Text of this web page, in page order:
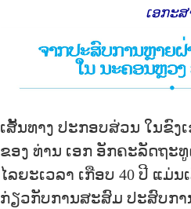
ເອກະ
ເສັ້ນທາງ ປະກອບສ່ວນ ໃນຂົງ
ຂອງ ທ່ານ ເອກ ອັກຄະລັດຖະ
ໄລຍະເວລາ ເກືອບ 40 ປີ ແມ່
ກ່ຽວກັບການສະສົມ ປະສົບກາ